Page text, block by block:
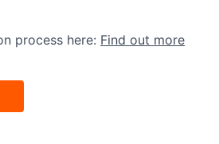
process here: Find out more